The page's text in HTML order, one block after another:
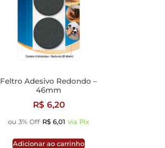
Feltro Adesivo Redondo –
46mm
R$ 6,20
ou 3% Off R$ 6,01 via Pix
Adicionar ao carrinho